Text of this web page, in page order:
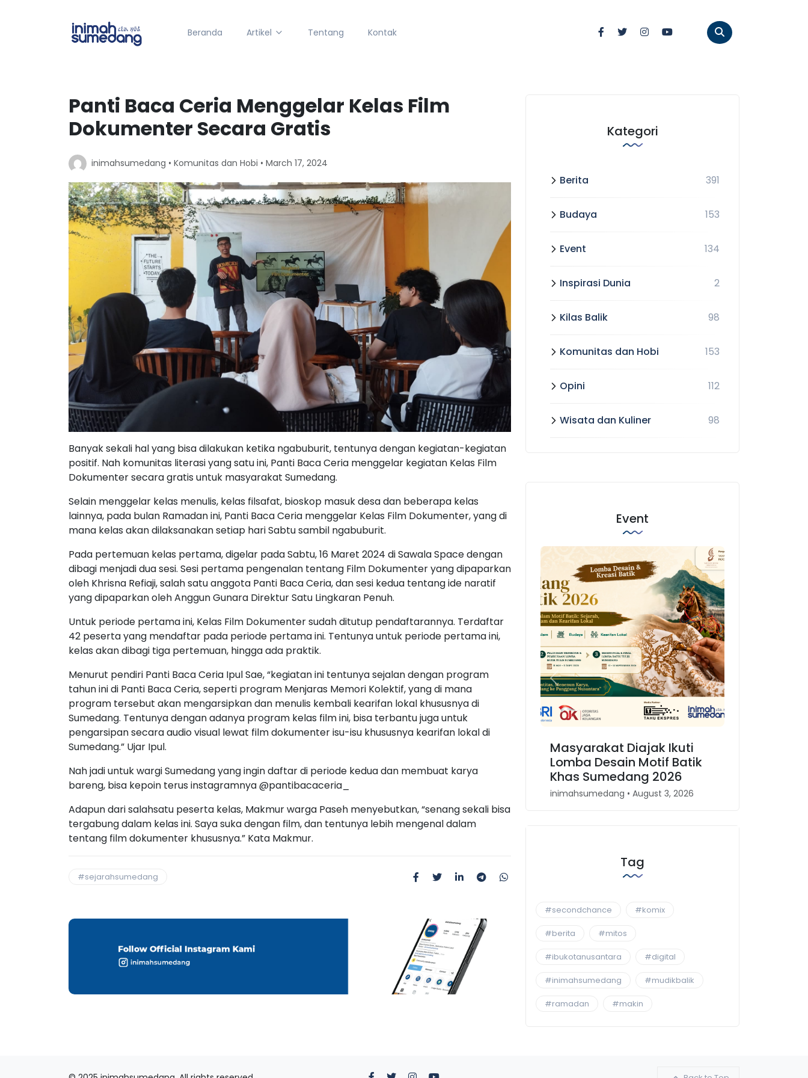
Beranda Artikel Tentang Kontak
Panti Baca Ceria Menggelar Kelas Film
Dokumenter Secara Gratis
inimahsumedang • Komunitas dan Hobi • March 17, 2024
Banyak sekali hal yang bisa dilakukan ketika ngabuburit, tentunya dengan kegiatan-kegiatan
positif. Nah komunitas literasi yang satu ini, Panti Baca Ceria menggelar kegiatan Kelas Film
Dokumenter secara gratis untuk masyarakat Sumedang.
Selain menggelar kelas menulis, kelas filsafat, bioskop masuk desa dan beberapa kelas
lainnya, pada bulan Ramadan ini, Panti Baca Ceria menggelar Kelas Film Dokumenter, yang di
mana kelas akan dilaksanakan setiap hari Sabtu sambil ngabuburit.
Pada pertemuan kelas pertama, digelar pada Sabtu, 16 Maret 2024 di Sawala Space dengan
dibagi menjadi dua sesi. Sesi pertama pengenalan tentang Film Dokumenter yang dipaparkan
oleh Khrisna Refiaji, salah satu anggota Panti Baca Ceria, dan sesi kedua tentang ide naratif
yang dipaparkan oleh Anggun Gunara Direktur Satu Lingkaran Penuh.
Untuk periode pertama ini, Kelas Film Dokumenter sudah ditutup pendaftarannya. Terdaftar
42 peserta yang mendaftar pada periode pertama ini. Tentunya untuk periode pertama ini,
kelas akan dibagi tiga pertemuan, hingga ada praktik.
Menurut pendiri Panti Baca Ceria Ipul Sae, “kegiatan ini tentunya sejalan dengan program
tahun ini di Panti Baca Ceria, seperti program Menjaras Memori Kolektif, yang di mana
program tersebut akan mengarsipkan dan menulis kembali kearifan lokal khususnya di
Sumedang. Tentunya dengan adanya program kelas film ini, bisa terbantu juga untuk
pengarsipan secara audio visual lewat film dokumenter isu-isu khususnya kearifan lokal di
Sumedang.” Ujar Ipul.
Nah jadi untuk wargi Sumedang yang ingin daftar di periode kedua dan membuat karya
bareng, bisa kepoin terus instagramnya @pantibacaceria_
Adapun dari salahsatu peserta kelas, Makmur warga Paseh menyebutkan, “senang sekali bisa
tergabung dalam kelas ini. Saya suka dengan film, dan tentunya lebih mengenal dalam
tentang film dokumenter khususnya.” Kata Makmur.
#sejarahsumedang
Kategori
Berita 391
Budaya 153
Event 134
Inspirasi Dunia 2
Kilas Balik 98
Komunitas dan Hobi 153
Opini 112
Wisata dan Kuliner 98
Event
Masyarakat Diajak Ikuti
Lomba Desain Motif Batik
Khas Sumedang 2026
inimahsumedang • August 3, 2026
Previous Next
Tag
#secondchance #komix
#berita #mitos
#ibukotanusantara #digital
#inimahsumedang #mudikbalik
#ramadan #makin